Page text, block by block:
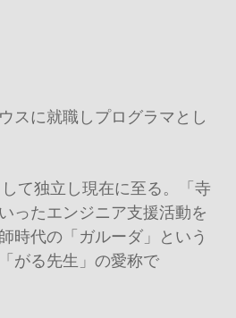
スに就職しプログラマとし
て独立し現在に至る。「寺
ったエンジニア支援活動を
時代の「ガルーダ」という
がる先生」の愛称で